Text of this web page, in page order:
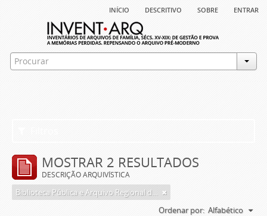
início descritivo sobre entrar
MOSTRAR 2 RESULTADOS
DESCRIÇÃO ARQUIVÍSTICA
Biblioteca Pública e Arquivo Regional de Ponta Delgada
Ordenar por: Alfabético